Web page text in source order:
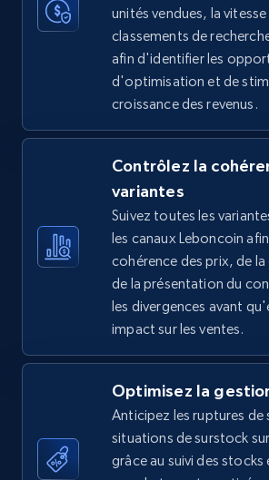
TikTok Shop - category
URL, Title, Available, Description,
price, Final price, Discount percent,
667+
TikTok Shop - Collect TikTok
by keywords search
URL, Title, Available, Description,
price, Final price, Discount percent,
TikTok Shop - discover records
URL, Title, Available, Description,
price, Final price, Discount percent,
unités vendues, la
classements de
afin d'identifier les
d'optimisation et de
croissance des revenus.
Contrôlez la
variantes
Suivez toutes les
les canaux Leboncoin
cohérence des prix, de
de la présentation du
les divergences avant
impact sur les ventes.
Optimisez la
Anticipez les ruptures de
situations de surstock
grâce au suivi des stocks